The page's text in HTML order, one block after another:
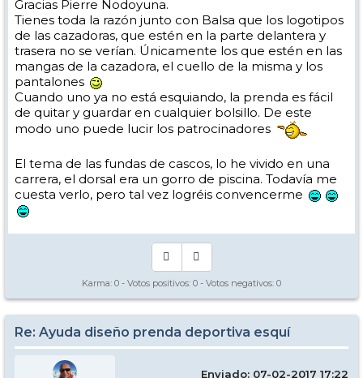
Quizá podríais contemplar tener ambos, chalecos y fundas para
casco, así se podría elegir.
Gracias Pierre Nodoyuna.
Tienes toda la razón junto con Balsa que los logotipos
de las cazadoras, que estén en la parte delantera y
trasera no se verían. Únicamente los que estén en las
mangas de la cazadora, el cuello de la misma y los
pantalones
Cuando uno ya no está esquiando, la prenda es fácil
de quitar y guardar en cualquier bolsillo. De este
modo uno puede lucir los patrocinadores
El tema de las fundas de cascos, lo he vivido en una
carrera, el dorsal era un gorro de piscina. Todavía me
cuesta verlo, pero tal vez logréis convencerme
Karma: 0 - Votos positivos: 0 - Votos negativos: 0
Re: Ayuda diseño prenda deportiva esquí
Enviado: 07-02-2017 17:22